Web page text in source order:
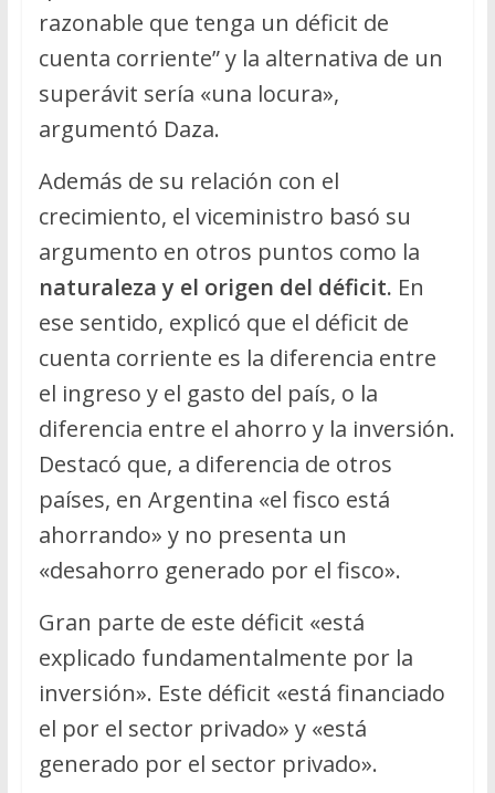
razonable que tenga un déficit de
cuenta corriente” y la alternativa de un
superávit sería «una locura»,
argumentó Daza.
Además de su relación con el
crecimiento, el viceministro basó su
argumento en otros puntos como la
naturaleza y el origen del déficit. En
ese sentido, explicó que el déficit de
cuenta corriente es la diferencia entre
el ingreso y el gasto del país, o la
diferencia entre el ahorro y la inversión.
Destacó que, a diferencia de otros
países, en Argentina «el fisco está
ahorrando» y no presenta un
«desahorro generado por el fisco».
Gran parte de este déficit «está
explicado fundamentalmente por la
inversión». Este déficit «está financiado
el por el sector privado» y «está
generado por el sector privado».